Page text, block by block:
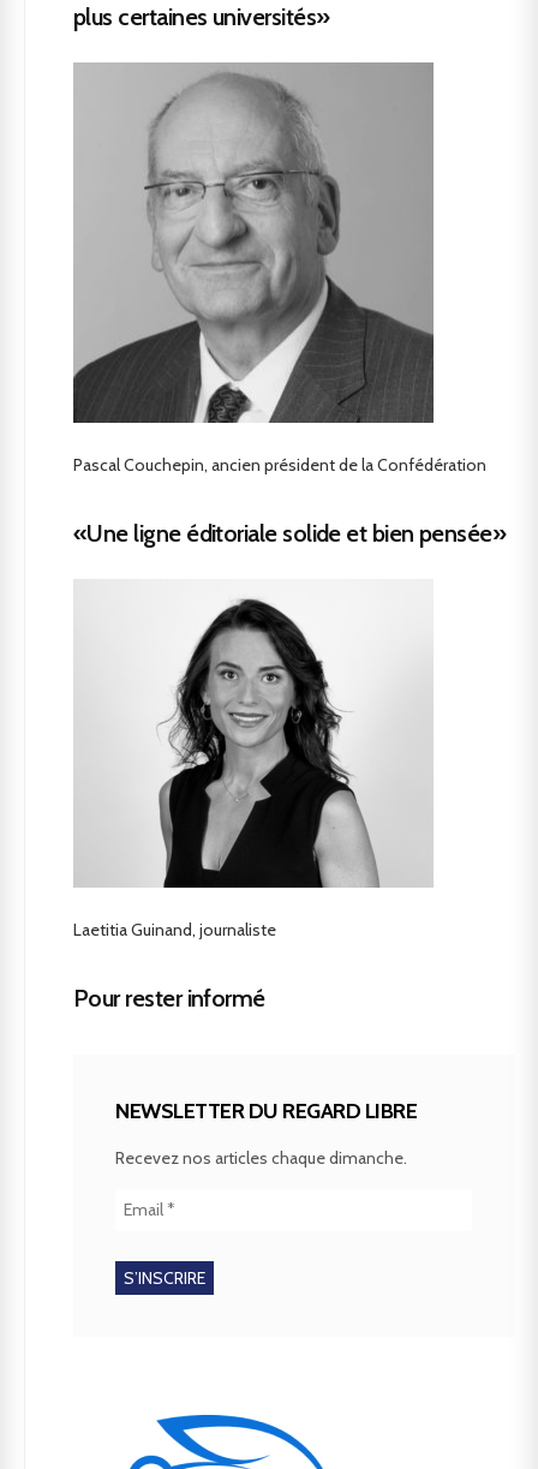
plus certaines universités»
Pascal Couchepin, ancien président de la Confédération
«Une ligne éditoriale solide et bien pensée»
Laetitia Guinand, journaliste
Pour rester informé
NEWSLETTER DU REGARD LIBRE
Recevez nos articles chaque dimanche.